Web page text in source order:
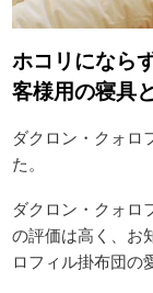
ホコリになら
客様用の寝具
ダクロン・クォロ
た。
ダクロン・クォロ
の評価は高く、お
ロフィル掛布団の